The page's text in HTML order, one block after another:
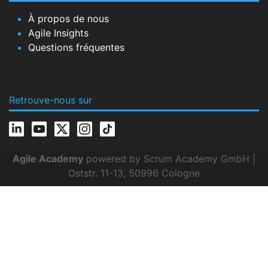
À propos de nous
Agile Insights
Questions fréquentes
Retrouve-nous sur
Agile Academy powered by Scrum Academy GmbH |
Oststr. 11-13, 50996 Cologne